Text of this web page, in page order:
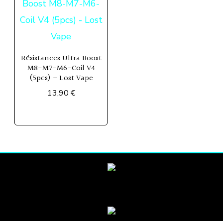
Résistances Ultra Boost
M8-M7-M6-Coil V4
(5pcs) – Lost Vape
13,90 €
produit